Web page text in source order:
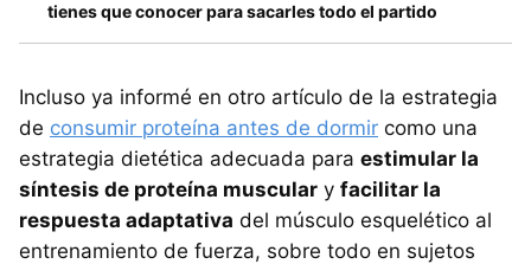
tienes que conocer para sacarles todo el partido
Incluso ya informé en otro artículo de la estrategia
de consumir proteína antes de dormir como una
estrategia dietética adecuada para estimular la
síntesis de proteína muscular y facilitar la
respuesta adaptativa del músculo esquelético al
entrenamiento de fuerza, sobre todo en sujetos